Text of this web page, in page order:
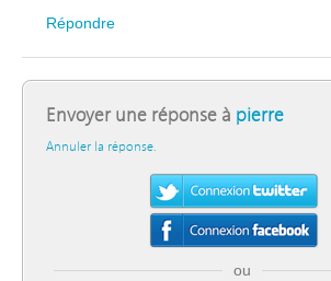
Répondre
Envoyer une réponse à pierre
Annuler la réponse.
ou